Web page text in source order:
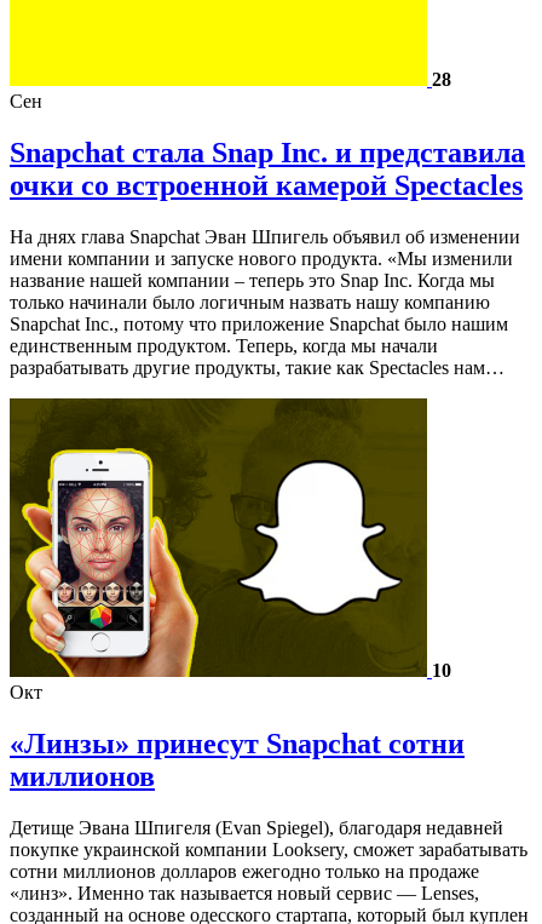
28
Сен
Snapchat стала Snap Inc. и представила
очки со встроенной камерой Spectacles
На днях глава Snapchat Эван Шпигель объявил об изменении
имени компании и запуске нового продукта. «Мы изменили
название нашей компании – теперь это Snap Inc. Когда мы
только начинали было логичным назвать нашу компанию
Snapchat Inc., потому что приложение Snapchat было нашим
единственным продуктом. Теперь, когда мы начали
разрабатывать другие продукты, такие как Spectacles нам…
10
Окт
«Линзы» принесут Snapchat сотни
миллионов
Детище Эвана Шпигеля (Evan Spiegel), благодаря недавней
покупке украинской компании Looksery, сможет зарабатывать
сотни миллионов долларов ежегодно только на продаже
«линз». Именно так называется новый сервис — Lenses,
созданный на основе одесского стартапа, который был куплен